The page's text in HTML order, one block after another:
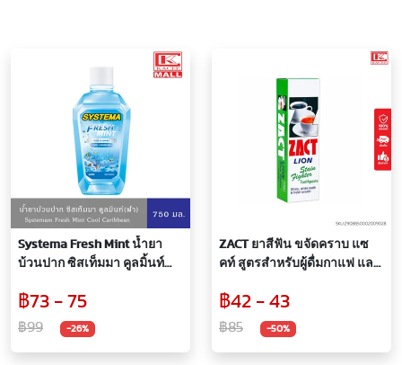
Systema Fresh Mint น้ำยา
บ้วนปาก ซิสเท็มมา คูลมิ้นท์
฿73 - 75
฿99 -26%
ZACT ยาสีฟัน ขจัดคราบ แซ
คท์ สูตรสำหรับผู้ดื่มกาแฟ และ
฿42 - 43
฿85 -50%